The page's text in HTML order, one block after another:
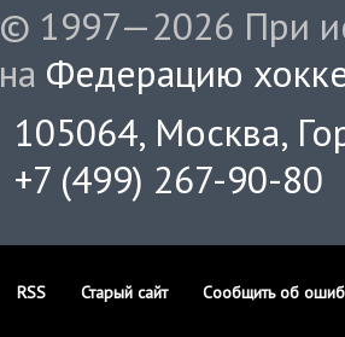
© 1997—2026 При
на Федерацию
105064, Москва,
+7 (499) 267-90-80
RSS Старый сайт Сообщить об